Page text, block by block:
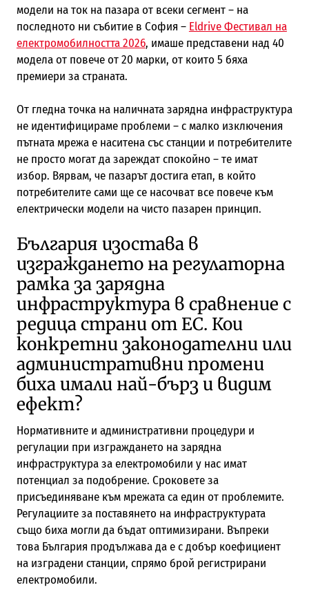
модели на ток на пазара от всеки сегмент – на
последното ни събитие в София – Eldrive Фестивал на
електромобилността 2026, имаше представени над 40
модела от повече от 20 марки, от които 5 бяха
премиери за страната.
От гледна точка на наличната зарядна инфраструктура
не идентифицираме проблеми – с малко изключения
пътната мрежа е наситена със станции и потребителите
не просто могат да зареждат спокойно – те имат
избор. Вярвам, че пазарът достига етап, в който
потребителите сами ще се насочват все повече към
електрически модели на чисто пазарен принцип.
България изостава в
изграждането на регулаторна
рамка за зарядна
инфраструктура в сравнение с
редица страни от ЕС. Кои
конкретни законодателни или
административни промени
биха имали най-бърз и видим
ефект?
Нормативните и административни процедури и
регулации при изграждането на зарядна
инфраструктура за електромобили у нас имат
потенциал за подобрение. Сроковете за
присъединяване към мрежата са един от проблемите.
Регулациите за поставянето на инфраструктурата
също биха могли да бъдат оптимизирани. Въпреки
това България продължава да е с добър коефициент
на изградени станции, спрямо брой регистрирани
електромобили.